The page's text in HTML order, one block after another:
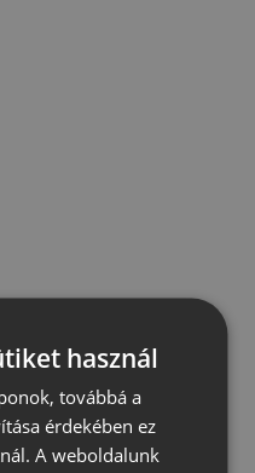
használ
továbbá a
érdekében ez
A weboldalunk